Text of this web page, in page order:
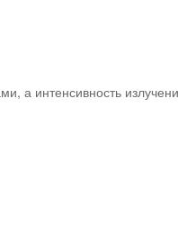
а интенсивность